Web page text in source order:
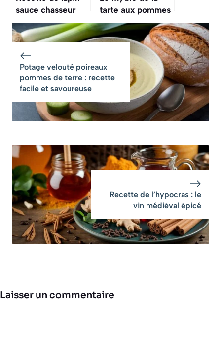
sauce chasseur
délicieux et facile
à préparer
tarte aux pommes
de terre : le vrai
secret d’un plat
savoureux
Potage velouté poireaux
pommes de terre : recette
facile et savoureuse
Recette de l’hypocras : le
vin médiéval épicé
Laisser un commentaire